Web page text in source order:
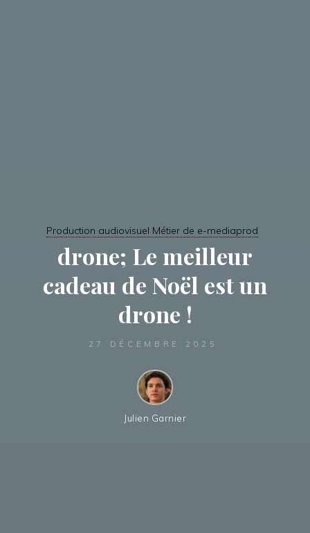
Production audiovisuel Métier de e-mediaprod
drone; Le meilleur
cadeau de Noël est un
drone !
27 DÉCEMBRE 2025
Julien Garnier